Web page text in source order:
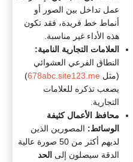
عمل تداخل بين الصور أو
أنماط خط فريدة، فقد تكون
هذه الأداء غير مناسبة.
العلامات التجارية النامية:
النطاق الفرعي العشوائي
(مثل 678abc.site123.me
)
يصعب تذكره للعلامات
التجارية.
محافظ الأعمال كثيفة
الوسائط: المصورين الذين
لديهم أكثر من 50 صورة عالية
الدقة سيصلون إلى الحد